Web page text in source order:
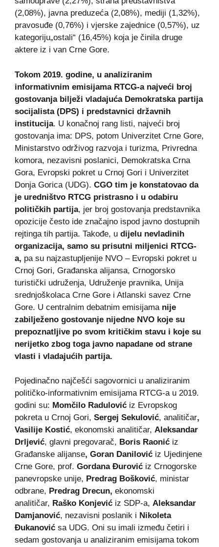
(2,08%), javna preduzeća (2,08%), mediji (1,32%),
pravosuđe (0,76%) i vjerske zajednice (0,57%), uz
kategoriju„ostali“ (16,45%) koja je činila druge
aktere iz i van Crne Gore.
Tokom 2019. godine, u analiziranim
informativnim emisijama RTCG-a najveći broj
gostovanja bilježi vladajuća Demokratska partija
socijalista (DPS) i predstavnici državnih
institucija. U konačnoj rang listi, najveći broj
gostovanja ima: DPS, potom Univerzitet Crne Gore,
Ministarstvo održivog razvoja i turizma, Privredna
komora, nezavisni poslanici, Demokratska Crna
Gora, Evropski pokret u Crnoj Gori i Univerzitet
Donja Gorica (UDG). CGO tim je konstatovao da
je uredništvo RTCG pristrasno i u odabiru
političkih partija, jer broj gostovanja predstavnika
opozicije često ide značajno ispod javno dostupnih
rejtinga tih partija. Takođe, u dijelu nevladinih
organizacija, samo su prisutni miljenici RTCG-
a, pa su najzastupljenije NVO – Evropski pokret u
Crnoj Gori, Građanska alijansa, Crnogorsko
turistički udruženja, Udruženje pravnika, Unija
srednjoškolaca Crne Gore i Atlanski savez Crne
Gore. U centralnim debatnim emisijama nije
zabilježeno gostovanje nijedne NVO koje su
prepoznatljive po svom kritičkim stavu i koje su
nerijetko zbog toga javno napadane od strane
vlasti i vladajućih partija.
Pojedinačno najčešći sagovornici u analiziranim
političko-informativnim emisijama RTCG-a u 2019.
godini su: Momčilo Radulović iz Evropskog
pokreta u Crnoj Gori, Sergej Sekulović, analitičar,
Vasilije Kostić, ekonomski analitičar, Aleksandar
Drljević, glavni pregovarač, Boris Raonić iz
Građanske alijanse, Goran Danilović iz Ujedinjene
Crne Gore, prof. Gordana Đurović iz Crnogorske
panevropske unije, Predrag Bošković, ministar
odbrane, Predrag Drecun, ekonomski
analitičar, Raško Konjević iz SDP-a, Aleksandar
Damjanović, nezavisni poslanik i Nikoleta
Đukanović sa UDG. Oni su imali između četiri i
sedam gostovanja u analiziranim emisijama tokom